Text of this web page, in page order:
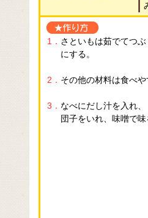
1． さといもは茹でてつ
にする。
2． その他の材料は食べ
3． なべにだし汁を入れ、
団子をいれ、味噌で